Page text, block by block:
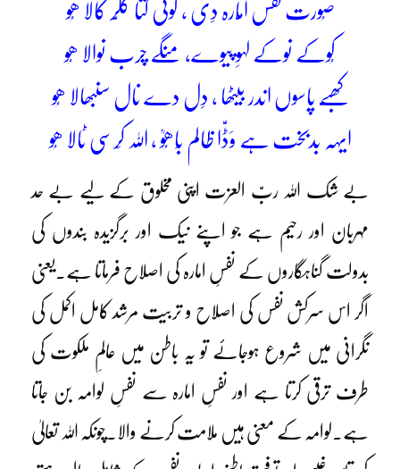
صُورت نفس امّارہ دِی ، کوئی کتا گلّر کالا ھُو
کُوکے نوکے لہوِ پیوے، منگے چرب نوالا ھُو
کھبّے پاسوں اندر بیٹھا ، دِل دے نال سنبھالا ھُو
ایہہ بدبخت ہے وَڈّا ظالم بَاھُوؒ ، اللہ کَرسی ٹالا ھُو
بے شک اللہ ربّ العزت اپنی مخلوق کے لیے بے حد
مہربان اور رحیم ہے جو اپنے نیک اور برگزیدہ بندوں کی
بدولت گناہگاروں کے نفسِ امارہ کی اصلاح فرماتا ہے۔یعنی
اگر اس سرکش نفس کی اصلاح و تربیت مرشد کامل اکمل کی
نگرانی میں شروع ہوجائے تو یہ باطن میں عالمِ ملکوت کی
طرف ترقی کرتا ہے اور نفسِ امارہ سے نفسِ لوامہ بن جاتا
ہے۔لوامہ کے معنی ہیں ملامت کرنے والا۔چونکہ اللہ تعالیٰ